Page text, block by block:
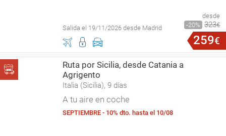
Salida el 19/11/2026 desde Madrid
desde
20
323€
259€
Ruta por Sicilia, desde Catania a
Agrigento
Italia (Sicilia), 9 días
A tu aire en coche
SEPTIEMBRE - 10% dto. hasta el 10/08